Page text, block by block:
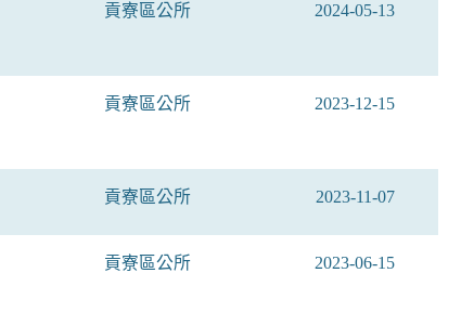
貢寮區公所 2024-05-13
貢寮區公所 2023-12-15
貢寮區公所 2023-11-07
貢寮區公所 2023-06-15